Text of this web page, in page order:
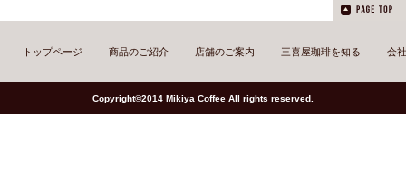
トップページ 商品のご紹介 店舗のご案内 三喜屋珈琲を知る 会
Copyright©2014 Mikiya Coffee All rights reserved.